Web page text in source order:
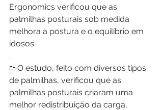
Ergonomics verificou que as
palmilhas posturais sob medida
melhora a postura e o equilíbrio em
idosos.
.
👟O estudo, feito com diversos tipos
de palmilhas, verificou que as
palmilhas posturais criaram uma
melhor redistribuição da carga,